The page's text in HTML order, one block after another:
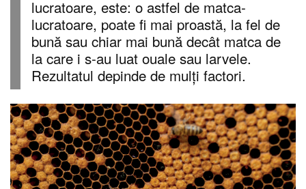
lucratoare, este: o astfel de matca-
lucratoare, poate fi mai proastă, la fel de
bună sau chiar mai bună decât matca de
la care i s-au luat ouale sau larvele.
Rezultatul depinde de mulți factori.